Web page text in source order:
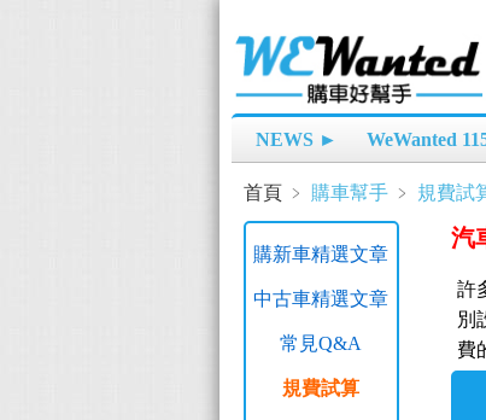
NEWS ► WeWanted
首頁 ﹥ 購車幫手 ﹥ 規費試
購新車精選文章
中古車精選文章
常見Q&A
規費試算
汽
許
別
費